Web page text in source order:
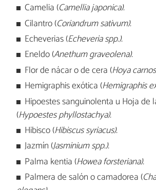
Camelia (Camellia japonica).
Cilantro (Coriandrum sativum).
Echeverias (Echeveria spp.).
Eneldo (Anethum graveolena).
Flor de nácar o de cera (Hoya
Hemigraphis exótica (Hemigraphis
Hipoestes sanguinolenta u Hoja de
(Hypoestes phyllostachya).
Hibisco (Hibiscus syriacus).
Jazmín (Jasminium spp.).
Palma kentia (Howea forsteriana).
Palmera de salón o camadorea (